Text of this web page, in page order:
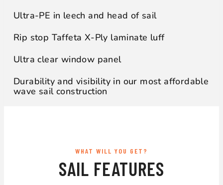
Ultra-PE in leech and head of sail
Rip stop Taffeta X-Ply laminate luff
Ultra clear window panel
Durability and visibility in our most affordable
wave sail construction
WHAT WILL YOU GET?
SAIL FEATURES